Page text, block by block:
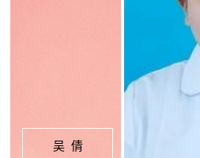
吴 倩